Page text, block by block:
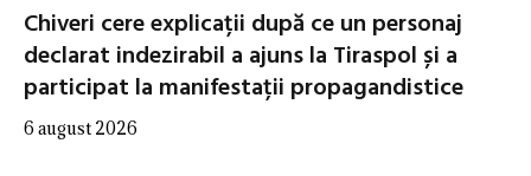
Chiveri cere explicații după ce un personaj
declarat indezirabil a ajuns la Tiraspol și a
participat la manifestații propagandistice
6 august 2026